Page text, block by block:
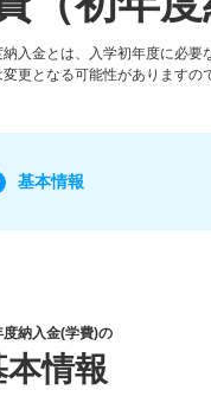
入金とは、入学初年度に必要
更となる可能性がありますの
基本情報
度納入金(学費)の
本情報